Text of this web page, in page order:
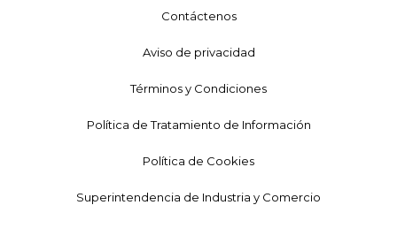
Contáctenos
Aviso de privacidad
Términos y Condiciones
Política de Tratamiento de Información
Política de Cookies
Superintendencia de Industria y Comercio